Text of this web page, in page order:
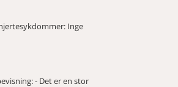
Inge
- Det er en stor